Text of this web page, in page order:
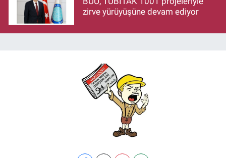
zirve yürüyüşüne devam ediyor